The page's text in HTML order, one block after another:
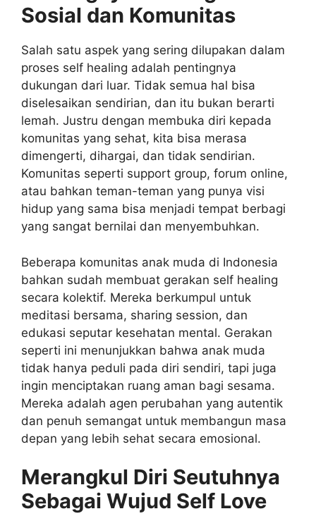
Sosial dan Komunitas
Salah satu aspek yang sering dilupakan dalam
proses self healing adalah pentingnya
dukungan dari luar. Tidak semua hal bisa
diselesaikan sendirian, dan itu bukan berarti
lemah. Justru dengan membuka diri kepada
komunitas yang sehat, kita bisa merasa
dimengerti, dihargai, dan tidak sendirian.
Komunitas seperti support group, forum online,
atau bahkan teman-teman yang punya visi
hidup yang sama bisa menjadi tempat berbagi
yang sangat bernilai dan menyembuhkan.
Beberapa komunitas anak muda di Indonesia
bahkan sudah membuat gerakan self healing
secara kolektif. Mereka berkumpul untuk
meditasi bersama, sharing session, dan
edukasi seputar kesehatan mental. Gerakan
seperti ini menunjukkan bahwa anak muda
tidak hanya peduli pada diri sendiri, tapi juga
ingin menciptakan ruang aman bagi sesama.
Mereka adalah agen perubahan yang autentik
dan penuh semangat untuk membangun masa
depan yang lebih sehat secara emosional.
Merangkul Diri Seutuhnya
Sebagai Wujud Self Love